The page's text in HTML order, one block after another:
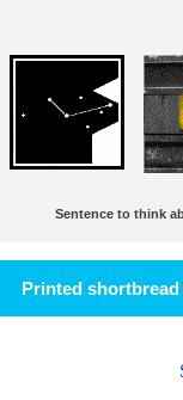
Sentence to think
Printed